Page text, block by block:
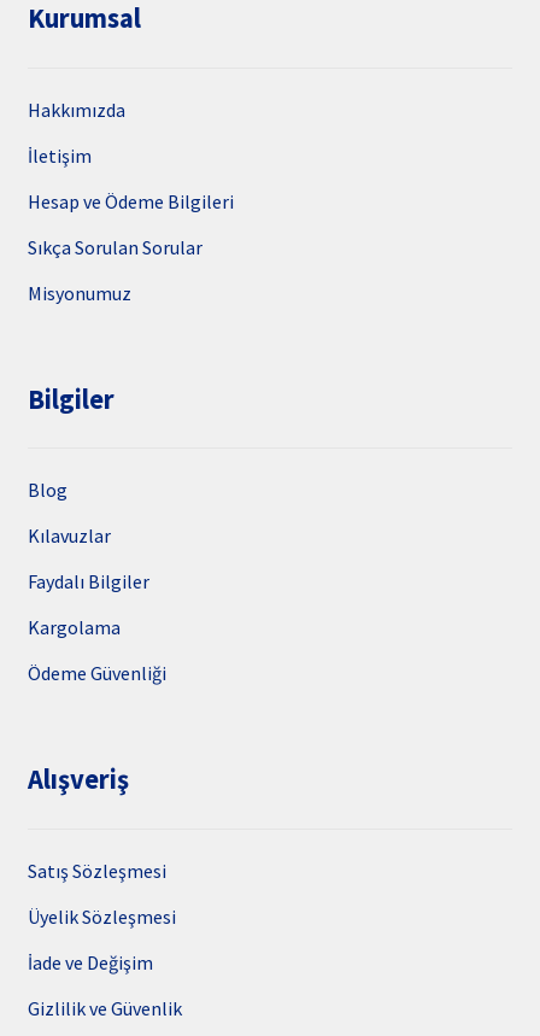
Kurumsal
Hakkımızda
İletişim
Hesap ve Ödeme Bilgileri
Sıkça Sorulan Sorular
Misyonumuz
Bilgiler
Blog
Kılavuzlar
Faydalı Bilgiler
Kargolama
Ödeme Güvenliği
Alışveriş
Satış Sözleşmesi
Üyelik Sözleşmesi
İade ve Değişim
Gizlilik ve Güvenlik